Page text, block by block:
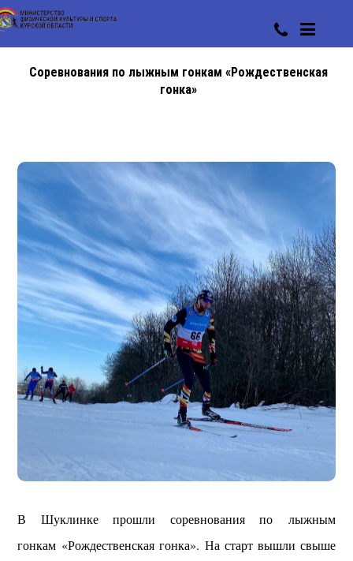
Соревнования по лыжным гонкам «Рождественская
гонка»
В Шуклинке прошли соревнования по лыжным
гонкам «Рождественская гонка». На старт вышли свыше